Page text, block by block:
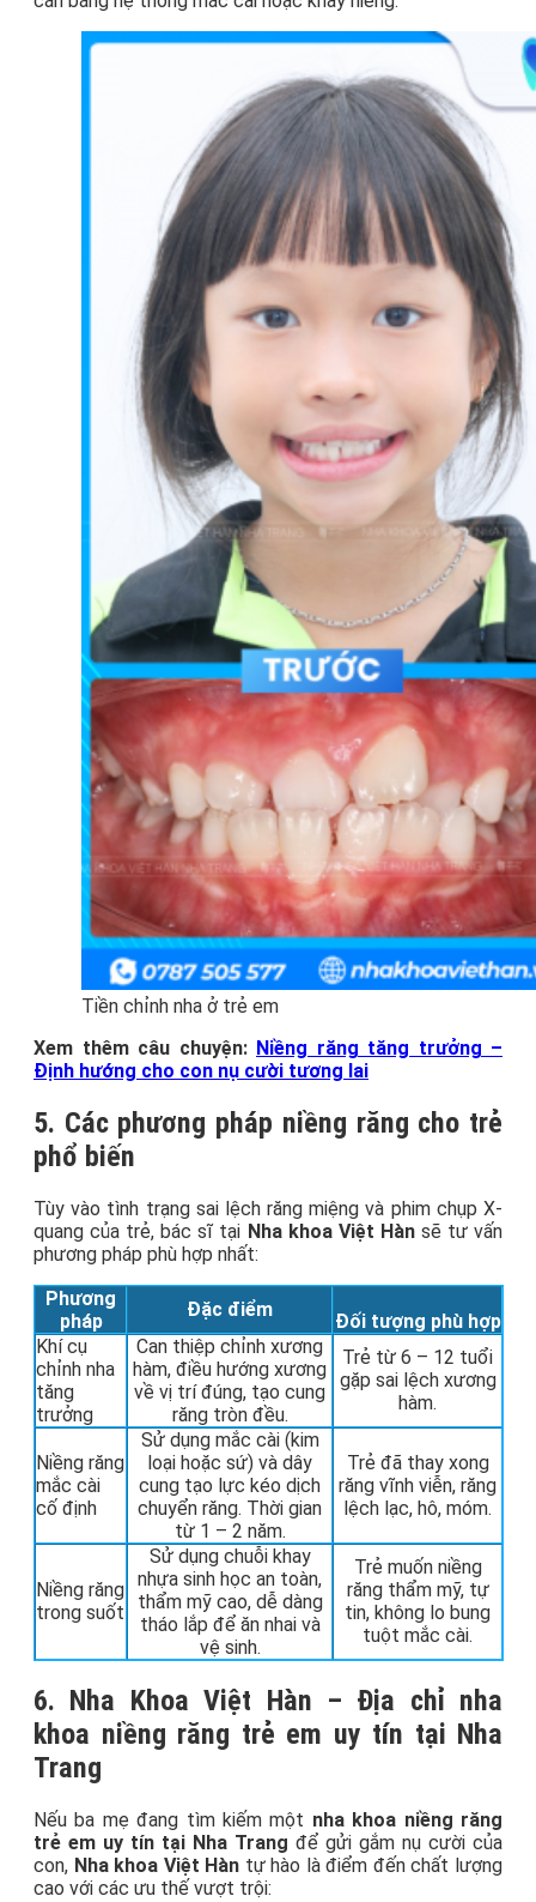
Tiền chỉnh nha ở trẻ em
Xem thêm câu chuyện: Niềng răng tăng trưởng –
Định hướng cho con nụ cười tương lai
5. Các phương pháp niềng răng cho trẻ
phổ biến
Tùy vào tình trạng sai lệch răng miệng và phim chụp X-
quang của trẻ, bác sĩ tại Nha khoa Việt Hànsẽ tư vấn
phương pháp phù hợp nhất:
Phương
pháp
Đặc điểm
Đối tượng phù hợp
Khí cụ
chỉnh nha
tăng
trưởng
Can thiệp chỉnh xương
hàm, điều hướng xương
về vị trí đúng, tạo cung
răng tròn đều.
Trẻ từ 6 – 12 tuổi
gặp sai lệch xương
hàm.
Niềng răng
mắc cài
cố định
Sử dụng mắc cài (kim
loại hoặc sứ) và dây
cung tạo lực kéo dịch
chuyển răng. Thời gian
từ 1 – 2 năm.
Trẻ đã thay xong
răng vĩnh viễn, răng
lệch lạc, hô, móm.
Niềng răng
trong suốt
Sử dụng chuỗi khay
nhựa sinh học an toàn,
thẩm mỹ cao, dễ dàng
tháo lắp để ăn nhai và
vệ sinh.
Trẻ muốn niềng
răng thẩm mỹ, tự
tin, không lo bung
tuột mắc cài.
6. Nha Khoa Việt Hàn – Địa chỉ nha
khoa niềng răng trẻ em uy tín tại Nha
Trang
Nếu ba mẹ đang tìm kiếm một nha khoa niềng răng
trẻ em uy tín tại Nha Trang để gửi gắm nụ cười của
con, Nha khoa Việt Hàn tự hào là điểm đến chất lượng
cao với các ưu thế vượt trội: